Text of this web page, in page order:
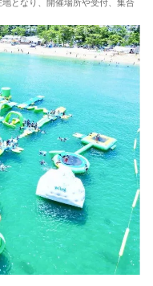
となり、開催場所や受付、集合